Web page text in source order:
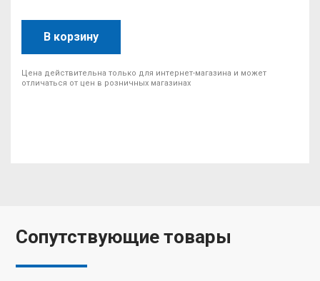
В корзину
Цена действительна только для интернет-магазина и может
отличаться от цен в розничных магазинах
Сопутствующие товары